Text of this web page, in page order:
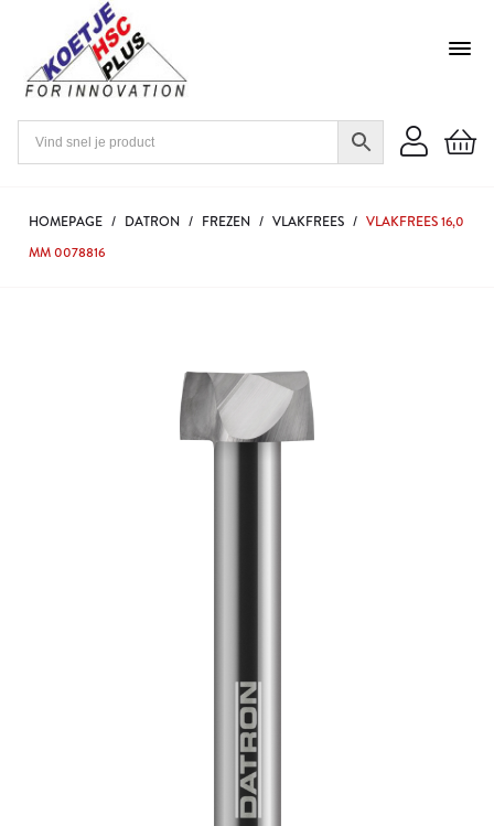
HOMEPAGE / DATRON / FREZEN / VLAKFREES / VLAKFREES 16,0
MM 0078816